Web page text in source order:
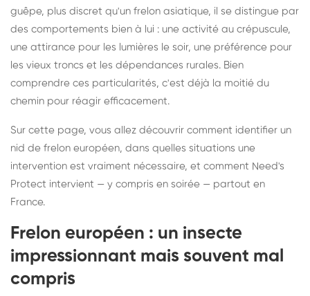
guêpe, plus discret qu'un frelon asiatique, il se distingue par
des comportements bien à lui : une activité au crépuscule,
une attirance pour les lumières le soir, une préférence pour
les vieux troncs et les dépendances rurales. Bien
comprendre ces particularités, c'est déjà la moitié du
chemin pour réagir efficacement.
Sur cette page, vous allez découvrir comment identifier un
nid de frelon européen, dans quelles situations une
intervention est vraiment nécessaire, et comment Need's
Protect intervient — y compris en soirée — partout en
France.
Frelon européen : un insecte
impressionnant mais souvent mal
compris